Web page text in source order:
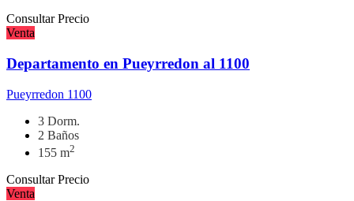
Consultar Precio
Venta
Departamento en Pueyrredon al 1100
Pueyrredon 1100
3 Dorm.
2 Baños
155 m2
Consultar Precio
Venta